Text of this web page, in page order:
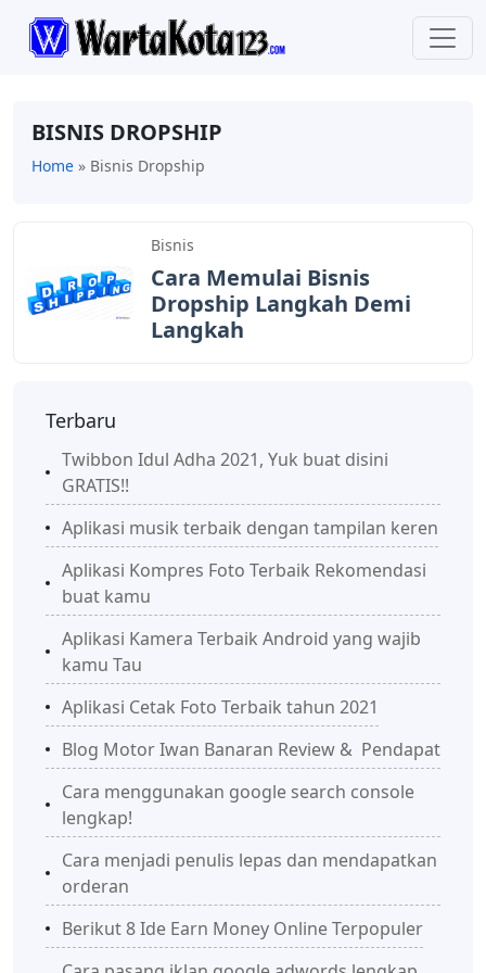
BISNIS DROPSHIP
Home » Bisnis Dropship
Bisnis
Cara Memulai Bisnis
Dropship Langkah Demi
Langkah
Terbaru
Twibbon Idul Adha 2021, Yuk buat disini
GRATIS!!
Aplikasi musik terbaik dengan tampilan keren
Aplikasi Kompres Foto Terbaik Rekomendasi
buat kamu
Aplikasi Kamera Terbaik Android yang wajib
kamu Tau
Aplikasi Cetak Foto Terbaik tahun 2021
Blog Motor Iwan Banaran Review & Pendapat
Cara menggunakan google search console
lengkap!
Cara menjadi penulis lepas dan mendapatkan
orderan
Berikut 8 Ide Earn Money Online Terpopuler